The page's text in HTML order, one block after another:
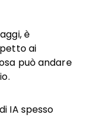
è
ai
può andare
IA spesso